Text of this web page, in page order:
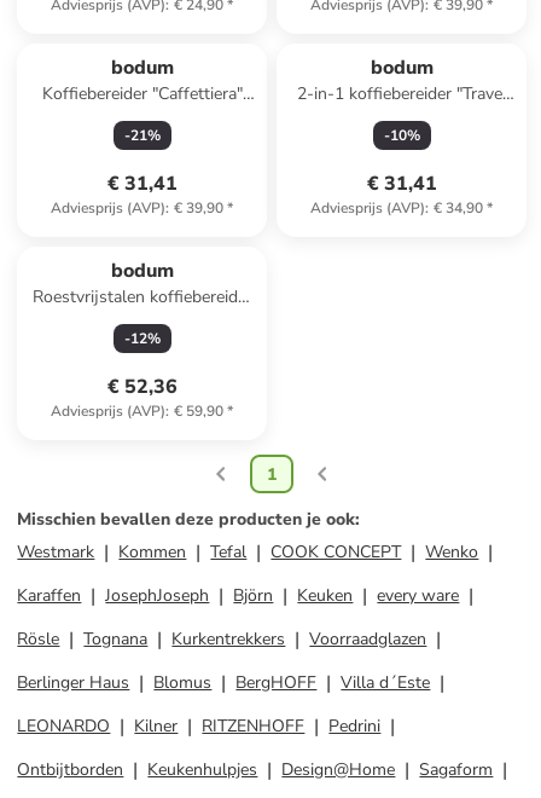
Adviesprijs (AVP): € 24,90* Adviesprijs (AVP): € 39,90*
bodum
Koffiebereider "Caffettiera"
turquoise/zilverkleurig - 1 l
-21%
€ 31,41
Adviesprijs (AVP): € 39,90*
bodum
2-in-1 koffiebereider "Travel
Press" zwart - 350 ml
-10%
€ 31,41
Adviesprijs (AVP): € 34,90*
bodum
Roestvrijstalen koffiebereider
"Tribute" - 1 l
-12%
€ 52,36
Adviesprijs (AVP): € 59,90*
1
Misschien bevallen deze producten je ook:
Westmark
Kommen Tefal COOK CONCEPT
Wenko
Karaffen
JosephJoseph Björn Keuken
every ware
Rösle
Tognana Kurkentrekkers
Voorraadglazen
Berlinger Haus
Blomus BergHOFF
Villa d´Este
LEONARDO
Kilner RITZENHOFF
Pedrini
Ontbijtborden
Keukenhulpjes Design@Home
Sagaform